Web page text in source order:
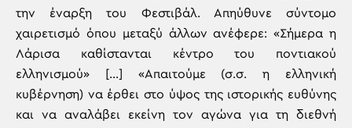
την έναρξη του Φεστιβάλ. Απηύθυνε σύντομο
χαιρετισμό όπου μεταξύ άλλων ανέφερε: «Σήμερα η
Λάρισα καθίστανται κέντρο του ποντιακού
ελληνισμού» […] «Απαιτούμε (σ.σ. η ελληνική
κυβέρνηση) να έρθει στο ύψος της ιστορικής ευθύνης
και να αναλάβει εκείνη τον αγώνα για τη διεθνή